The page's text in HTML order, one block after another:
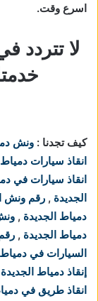
اسرع وقت.
لا تتردد
كيف تجدنا : ونش
انقاذ سيارات
انقاذ سيارات في
الجديدة , رقم ونش
دمياط الجديدة ,
دمياط الجديدة ,
السيارات في
إنقاذ دمياط الجديدة
انقاذ طريق في